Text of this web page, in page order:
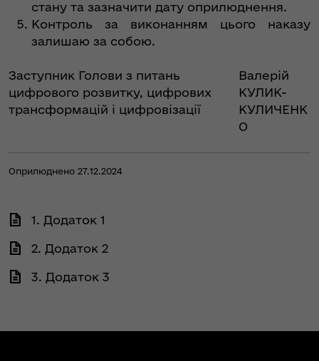
стану та зазначити дату оприлюднення.
Контроль за виконанням цього наказу
залишаю за собою.
Заступник Голови з питань
цифрового розвитку, цифрових
трансформацій і цифровізації
Валерій
КУЛИК-
КУЛИЧЕНК
О
Оприлюднено 27.12.2024
1. Додаток 1
2. Додаток 2
3. Додаток 3